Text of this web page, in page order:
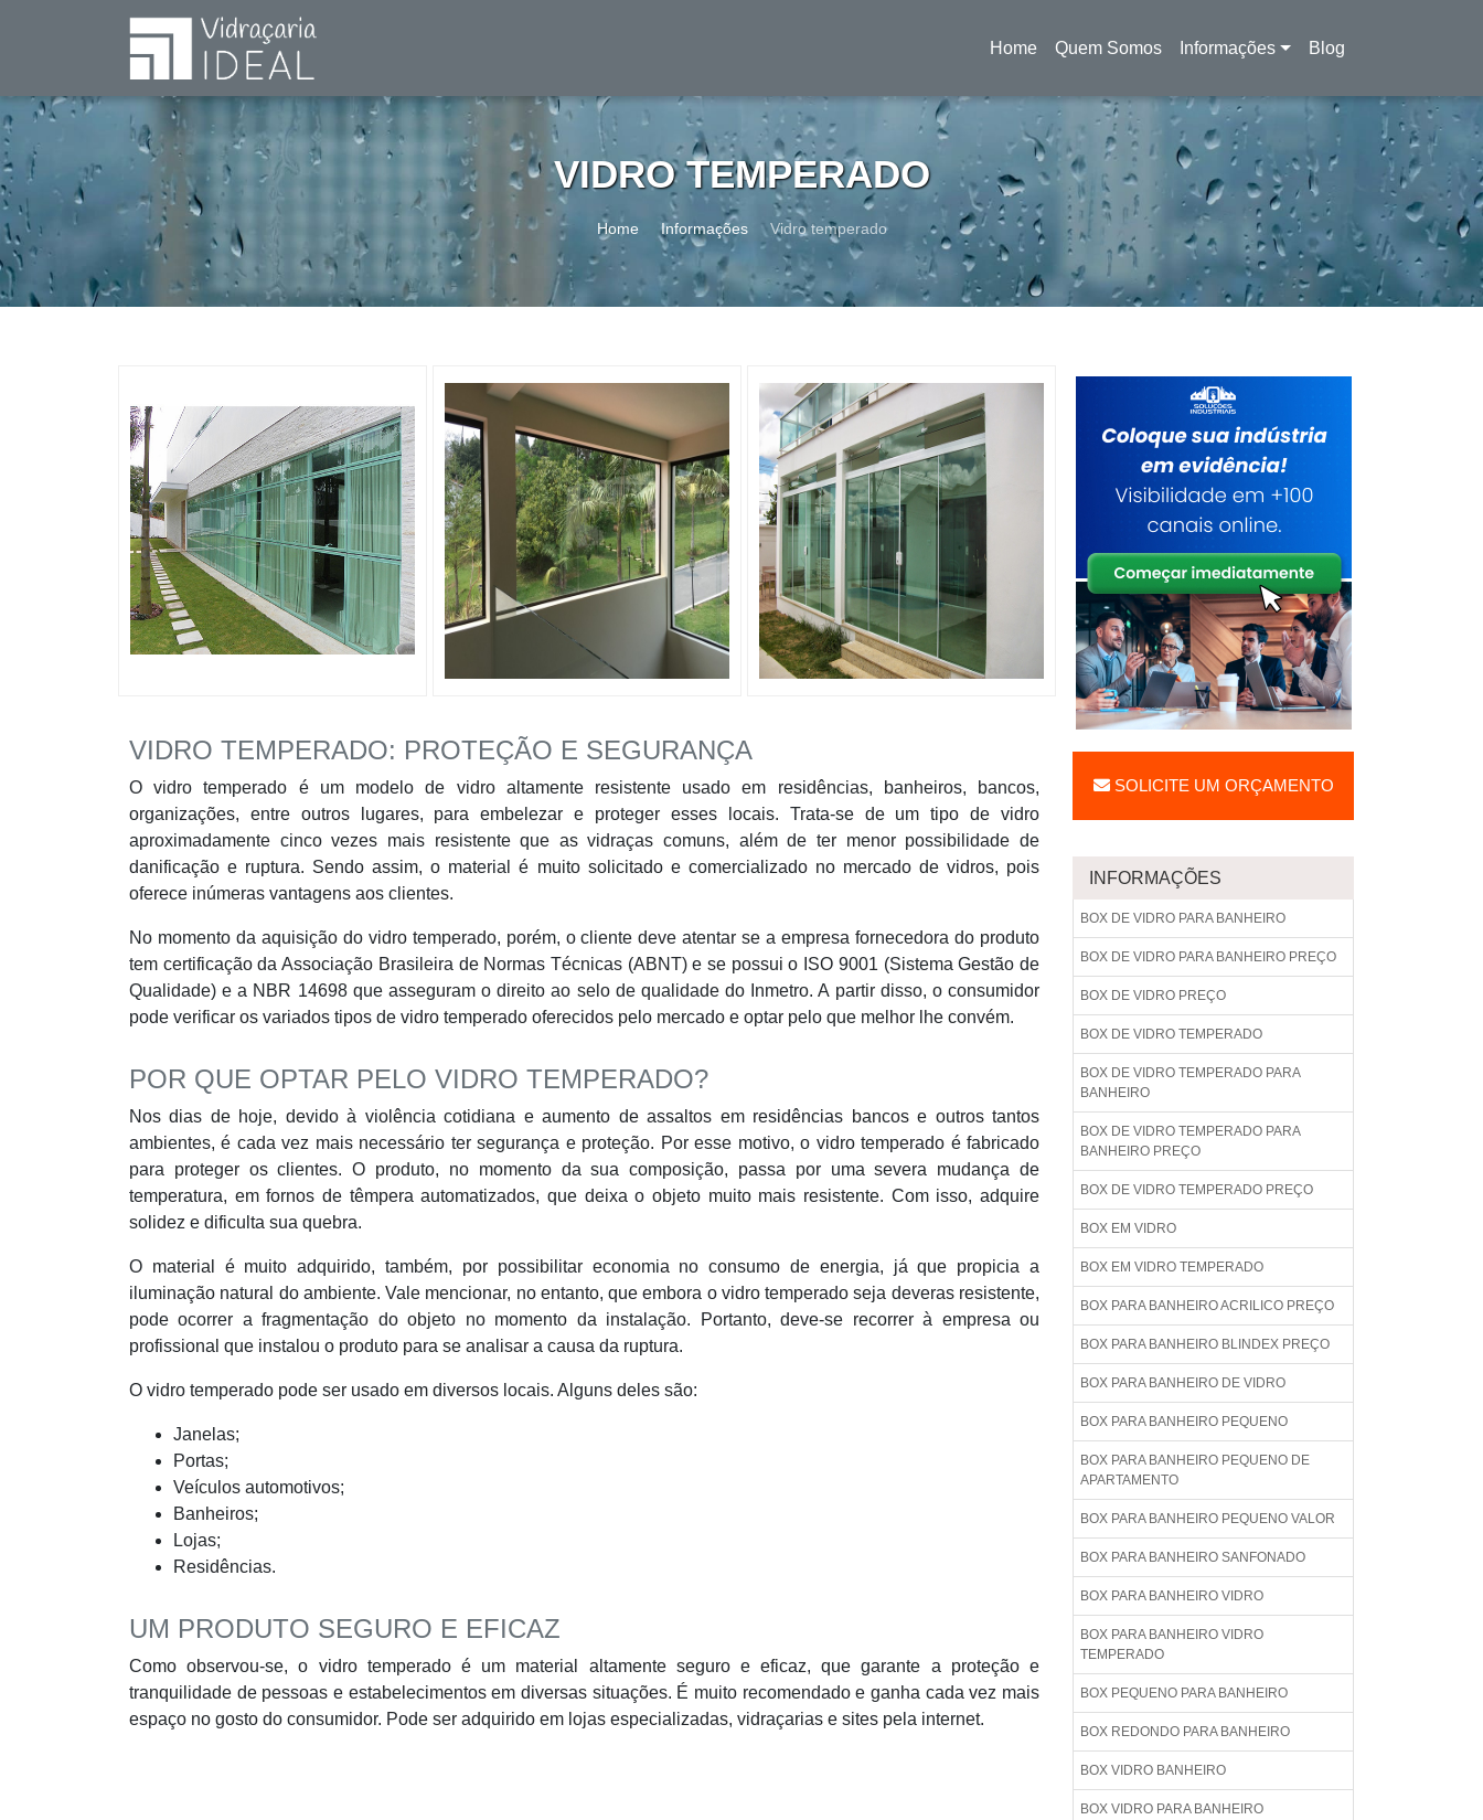
Home
(current)
Quem Somos Informações Blog
VIDRO TEMPERADO
Home Informações Vidro temperado
VIDRO TEMPERADO: PROTEÇÃO E SEGURANÇA
O vidro temperado é um modelo de vidro altamente resistente usado em residências, banheiros, bancos,
organizações, entre outros lugares, para embelezar e proteger esses locais. Trata-se de um tipo de vidro
aproximadamente cinco vezes mais resistente que as vidraças comuns, além de ter menor possibilidade de
danificação e ruptura. Sendo assim, o material é muito solicitado e comercializado no mercado de vidros, pois
oferece inúmeras vantagens aos clientes.
No momento da aquisição do vidro temperado, porém, o cliente deve atentar se a empresa fornecedora do produto
tem certificação da Associação Brasileira de Normas Técnicas (ABNT) e se possui o ISO 9001 (Sistema Gestão de
Qualidade) e a NBR 14698 que asseguram o direito ao selo de qualidade do Inmetro. A partir disso, o consumidor
pode verificar os variados tipos de vidro temperado oferecidos pelo mercado e optar pelo que melhor lhe convém.
POR QUE OPTAR PELO VIDRO TEMPERADO?
Nos dias de hoje, devido à violência cotidiana e aumento de assaltos em residências bancos e outros tantos
ambientes, é cada vez mais necessário ter segurança e proteção. Por esse motivo, o vidro temperado é fabricado
para proteger os clientes. O produto, no momento da sua composição, passa por uma severa mudança de
temperatura, em fornos de têmpera automatizados, que deixa o objeto muito mais resistente. Com isso, adquire
solidez e dificulta sua quebra.
O material é muito adquirido, também, por possibilitar economia no consumo de energia, já que propicia a
iluminação natural do ambiente. Vale mencionar, no entanto, que embora o vidro temperado seja deveras resistente,
pode ocorrer a fragmentação do objeto no momento da instalação. Portanto, deve-se recorrer à empresa ou
profissional que instalou o produto para se analisar a causa da ruptura.
O vidro temperado pode ser usado em diversos locais. Alguns deles são:
Janelas;
Portas;
Veículos automotivos;
Banheiros;
Lojas;
Residências.
UM PRODUTO SEGURO E EFICAZ
Como observou-se, o vidro temperado é um material altamente seguro e eficaz, que garante a proteção e
tranquilidade de pessoas e estabelecimentos em diversas situações. É muito recomendado e ganha cada vez mais
espaço no gosto do consumidor. Pode ser adquirido em lojas especializadas, vidraçarias e sites pela internet.
SOLICITE UM ORÇAMENTO
INFORMAÇÕES
BOX DE VIDRO PARA BANHEIRO
BOX DE VIDRO PARA BANHEIRO PREÇO
BOX DE VIDRO PREÇO
BOX DE VIDRO TEMPERADO
BOX DE VIDRO TEMPERADO PARA
BANHEIRO
BOX DE VIDRO TEMPERADO PARA
BANHEIRO PREÇO
BOX DE VIDRO TEMPERADO PREÇO
BOX EM VIDRO
BOX EM VIDRO TEMPERADO
BOX PARA BANHEIRO ACRILICO PREÇO
BOX PARA BANHEIRO BLINDEX PREÇO
BOX PARA BANHEIRO DE VIDRO
BOX PARA BANHEIRO PEQUENO
BOX PARA BANHEIRO PEQUENO DE
APARTAMENTO
BOX PARA BANHEIRO PEQUENO VALOR
BOX PARA BANHEIRO SANFONADO
BOX PARA BANHEIRO VIDRO
BOX PARA BANHEIRO VIDRO
TEMPERADO
BOX PEQUENO PARA BANHEIRO
BOX REDONDO PARA BANHEIRO
BOX VIDRO BANHEIRO
BOX VIDRO PARA BANHEIRO